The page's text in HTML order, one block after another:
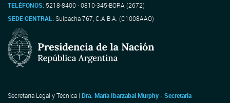
TELÉFONOS: 5218-8400 - 0810-345-BORA (2672)
SEDE CENTRAL:Suipacha 767, C.A.B.A. (C1008AAO)
Secretaría Legal y Técnica | Dra. María Ibarzabal Murphy - Secretaria